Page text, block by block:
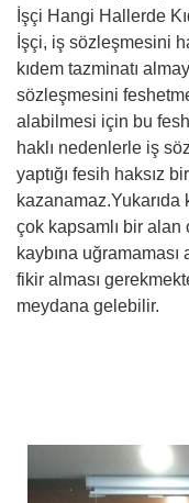
İşçi Hangi Hallerde
İşçi, iş sözleşmesini
kıdem tazminatı
sözleşmesini
alabilmesi için bu
haklı nedenlerle iş
yaptığı fesih haksız
kazanamaz.Yukarıda
çok kapsamlı bir
kaybına
fikir alması
meydana gelebilir.